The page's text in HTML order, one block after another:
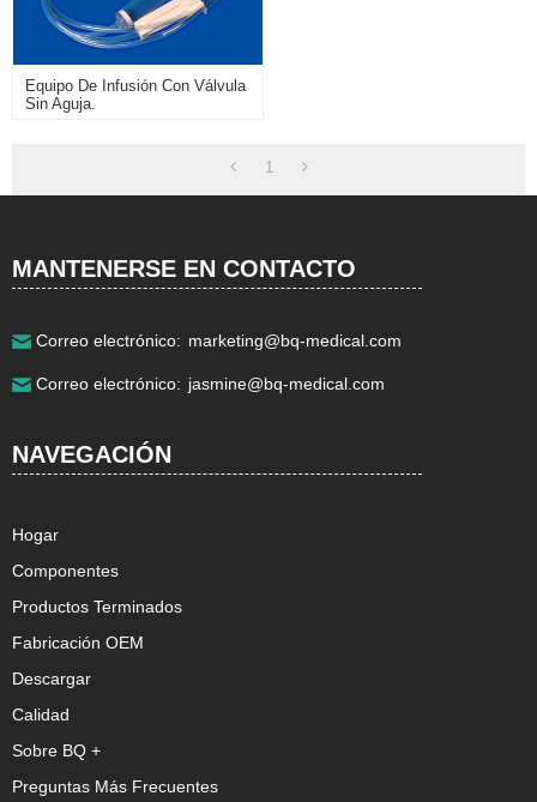
Equipo De Infusión Con Válvula
Sin Aguja.
1
MANTENERSE EN CONTACTO
Teléfono: +86 021-57743953
Dirección detallada:No.18,Cheye Road,Songjiang
Correo electrónico: marketing@bq-medical.com
Correo electrónico: jasmine@bq-medical.com
NAVEGACIÓN
Hogar
Componentes
Productos Terminados
Fabricación OEM
Descargar
Calidad
Sobre BQ +
Preguntas Más Frecuentes